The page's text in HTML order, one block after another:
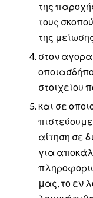
της
τους
της
στον
στοιχείου
και σε
αίτηση σε
για
μας, το εν